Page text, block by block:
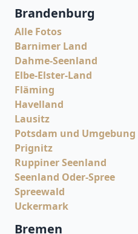
Brandenburg
Alle Fotos
Barnimer Land
Dahme-Seenland
Elbe-Elster-Land
Fläming
Havelland
Lausitz
Potsdam und Umgebung
Prignitz
Ruppiner Seenland
Seenland Oder-Spree
Spreewald
Uckermark
Bremen